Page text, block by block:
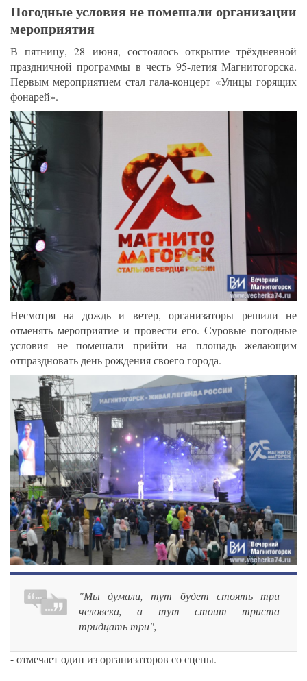
Погодные условия не помешали организации
мероприятия
В пятницу, 28 июня, состоялось открытие трёхдневной
праздничной программы в честь 95-летия Магнитогорска.
Первым мероприятием стал гала-концерт «Улицы горящих
фонарей».
Несмотря на дождь и ветер, организаторы решили не
отменять мероприятие и провести его. Суровые погодные
условия не помешали прийти на площадь желающим
отпраздновать день рождения своего города.
"Мы думали, тут будет стоять три
человека, а тут стоит триста
тридцать три",
- отмечает один из организаторов со сцены.